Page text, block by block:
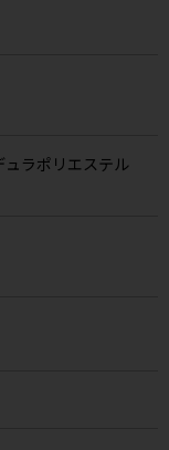
ラポリエステル